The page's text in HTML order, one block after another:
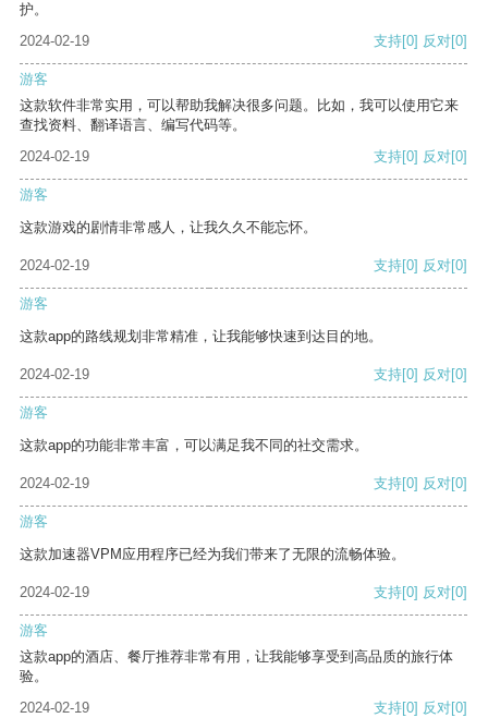
护。
2024-02-19
支持[0] 反对[0]
游客
这款软件非常实用，可以帮助我解决很多问题。比如，我可以使用它来
查找资料、翻译语言、编写代码等。
2024-02-19
支持[0] 反对[0]
游客
这款游戏的剧情非常感人，让我久久不能忘怀。
2024-02-19 支持[0] 反对[0]
游客
这款app的路线规划非常精准，让我能够快速到达目的地。
2024-02-19 支持[0] 反对[0]
游客
这款app的功能非常丰富，可以满足我不同的社交需求。
2024-02-19 支持[0] 反对[0]
游客
这款加速器VPM应用程序已经为我们带来了无限的流畅体验。
2024-02-19 支持[0] 反对[0]
游客
这款app的酒店、餐厅推荐非常有用，让我能够享受到高品质的旅行体
验。
2024-02-19
支持[0] 反对[0]